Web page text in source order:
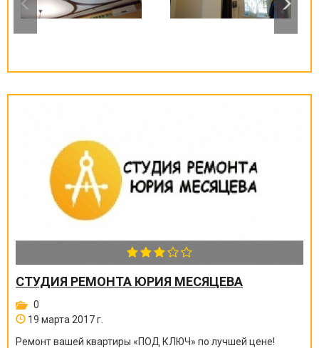
СТУДИЯ РЕМОНТА ЮРИЯ МЕСЯЦЕВА
0
19 марта 2017 г.
Ремонт вашей квартиры «ПОД КЛЮЧ» по лучшей цене!